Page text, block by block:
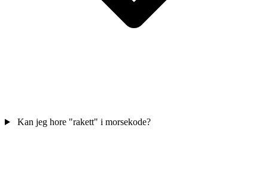
Kan jeg hore "rakett" i morsekode?